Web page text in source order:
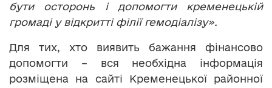
бути осторонь і допомогти кременецькій
громаді у відкритті філії гемодіалізу».
Для тих, хто виявить бажання фінансово
допомогти – вся необхідна інформація
розміщена на сайті Кременецької районної